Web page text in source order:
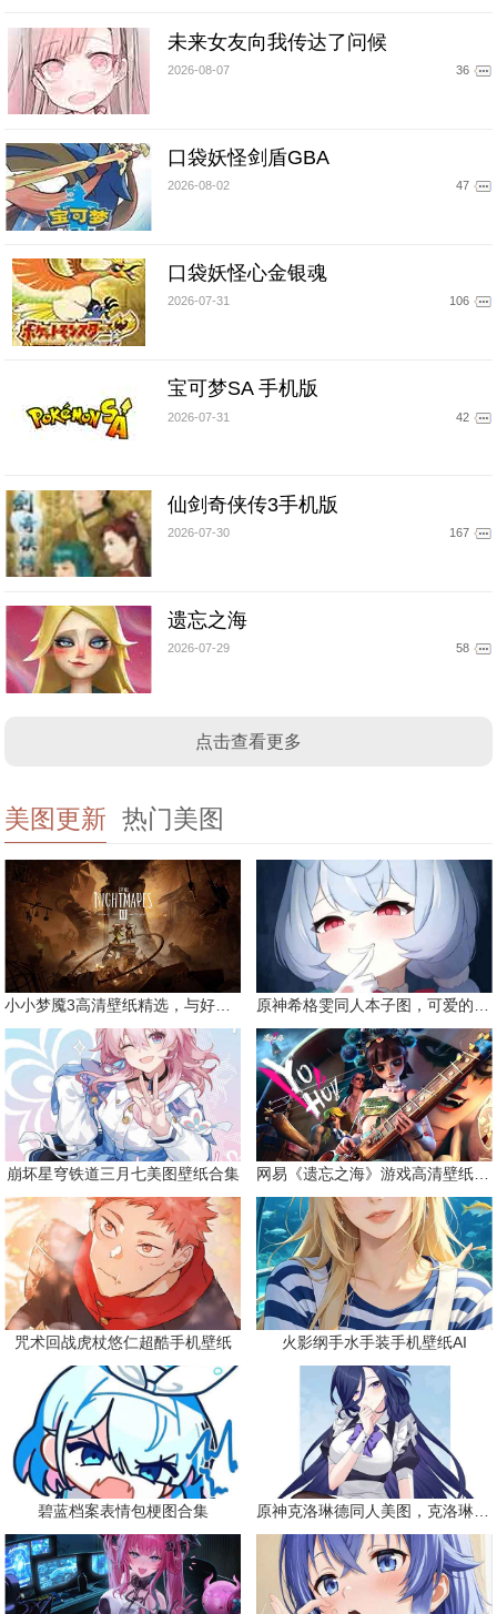
未来女友向我传达了问候
2026-08-07 36
口袋妖怪剑盾GBA
2026-08-02 47
口袋妖怪心金银魂
2026-07-31 106
宝可梦SA 手机版
2026-07-31 42
仙剑奇侠传3手机版
2026-07-30 167
遗忘之海
2026-07-29 58
点击查看更多
美图更新 热门美图
小小梦魇3高清壁纸精选，与好友一同面对恐惧 原神希格雯同人本子图，可爱的双马尾
崩坏星穹铁道三月七美图壁纸合集 网易《遗忘之海》游戏高清壁纸精选
咒术回战虎杖悠仁超酷手机壁纸 火影纲手水手装手机壁纸AI
碧蓝档案表情包梗图合集 原神克洛琳德同人美图，克洛琳德战败会怎样